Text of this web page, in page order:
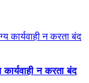
कार्यवाही न करता बंद